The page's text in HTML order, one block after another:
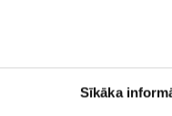
Sīkāka
nodaļas
mārketinga